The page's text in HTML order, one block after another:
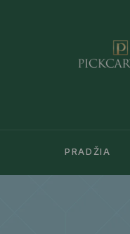
PRADŽIA